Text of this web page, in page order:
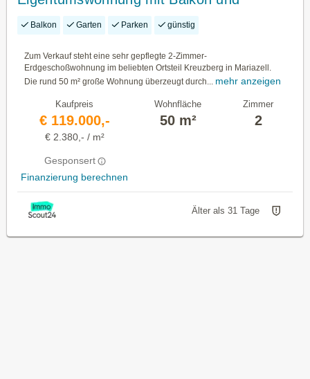
Gartenanteil - sofort bezugsfertig!
Balkon Garten Parken günstig
Zum Verkauf steht eine sehr gepflegte 2-Zimmer-
Erdgeschoßwohnung im beliebten Ortsteil Kreuzberg in Mariazell.
Die rund 50 m² große Wohnung überzeugt durch... mehr anzeigen
Kaufpreis
€ 119.000,-
€ 2.380,- / m²
Gesponsert
Finanzierung berechnen
Wohnfläche
50 m²
Zimmer
2
Älter als 31 Tage